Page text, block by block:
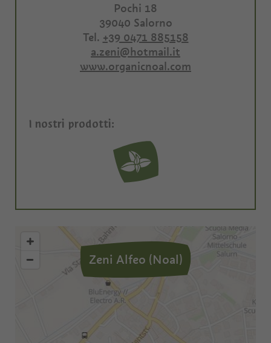
Pochi 18
39040 Salorno
Tel. +39 0471 885158
a.zeni@hotmail.it
www.organicnoal.com
I nostri prodotti:
Zeni Alfeo (Noal)